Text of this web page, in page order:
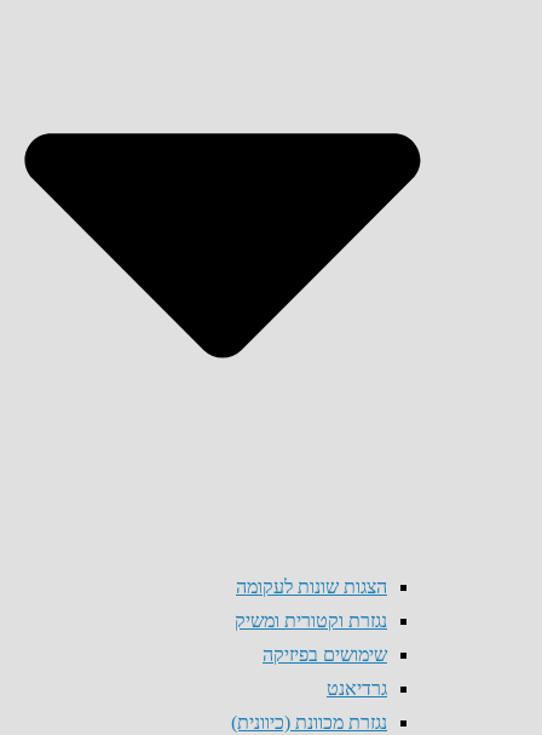
הצגות שונות לעקומה
נגזרת וקטורית ומשיק
שימושים בפיזיקה
גרדיאנט
נגזרת מכוונת (כיוונית)